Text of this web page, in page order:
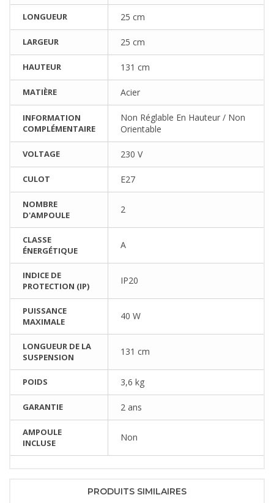
LONGUEUR 25 cm
LARGEUR 25 cm
HAUTEUR 131 cm
MATIÈRE Acier
INFORMATION
COMPLÉMENTAIRE
Non Réglable En Hauteur / Non
Orientable
VOLTAGE 230 V
CULOT E27
NOMBRE
D'AMPOULE
2
CLASSE
ÉNERGÉTIQUE
A
INDICE DE
PROTECTION (IP)
IP20
PUISSANCE
MAXIMALE
40 W
LONGUEUR DE LA
SUSPENSION
131 cm
POIDS 3,6 kg
GARANTIE 2 ans
AMPOULE
INCLUSE
Non
PRODUITS SIMILAIRES